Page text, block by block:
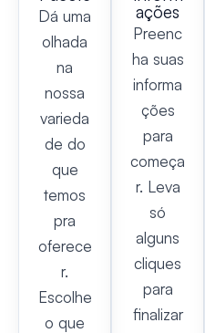
Dá uma
olhada
na
nossa
varieda
de do
que
temos
pra
oferece
r.
Escolhe
o que
ações
Preenc
ha suas
informa
ções
para
começa
r. Leva
só
alguns
cliques
para
finalizar